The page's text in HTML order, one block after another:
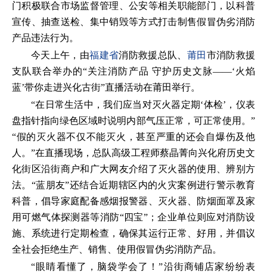
门积极联合市场监督管理、公安等相关职能部门，以科普
宣传、抽查送检、集中销毁等方式打击制售假冒伪劣消防
产品违法行为。
今天上午，由福建省消防救援总队、 莆田 市消防救援
支队联合举办的“关注消防产品 守护历史文脉——‘火焰
蓝’带你走进兴化古街”直播活动在莆田举行。
“在日常生活中，我们应当对灭火器定期‘体检’，仪表
盘指针指向绿色区域时说明内部气压正常，可正常使用。”
“假的灭火器不仅不能灭火，甚至严重的还会自爆伤及他
人。”在直播现场，总队高级工程师蔡晶菁向兴化府历史文
化街区沿街商户和广大网友介绍了灭火器的使用、辨别方
法。“蓝朋友”还结合近期辖区内的火灾案例进行警示教育
科普，倡导家庭配备感烟报警器、灭火器、防烟面罩及家
用可燃气体探测器等消防“四宝”；企业单位则应对消防设
施、系统进行定期检查，确保其运行正常、好用，并倡议
全社会拒绝生产、销售、使用假冒伪劣消防产品。
“眼睛看懂了，脑袋学会了！”沿街商铺店家纷纷表